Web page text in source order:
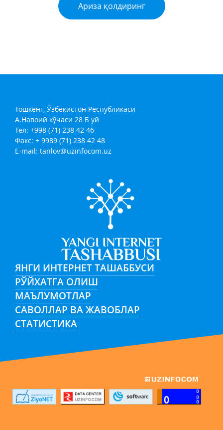
Ариза қолдиринг
Тошкент, Ўзбекистон Республикаси
А.Навоий кўчаси 28 Б уй
Тел: +998 (71) 238 42 46
Факс: + 9989 (71) 238 42 48
E-mail: tanlov@uzinfocom.uz
ЯНГИ ИНТЕРНЕТ ТАШАББУСИ
РЎЙХАТГА ОЛИШ
МАЪЛУМОТЛАР
САВОЛЛАР ВА ЖАВОБЛАР
СТАТИСТИКА